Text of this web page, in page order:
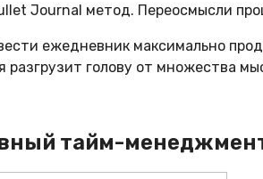
Journal метод. Переосмысли
ежедневник максимально
разгрузит голову от множества
тайм-